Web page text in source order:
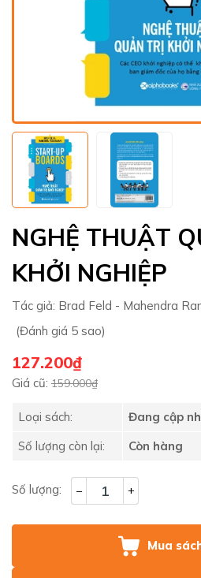
NGHỆ THUẬT
KHỞI NGHIỆP
Tác giả: Brad Feld - Mahendra
(Đánh giá 5 sao)
127.200₫
Giá cũ: 159.000₫
Loại sách:
Đang cập
Số lượng còn lại:
Còn hàng
Số lượng: – +
Mua